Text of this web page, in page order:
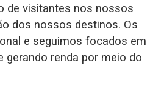
de visitantes nos nossos
dos nossos destinos. Os
e seguimos focados em
renda por meio do